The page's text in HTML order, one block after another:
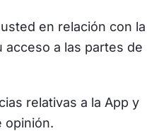
en relación con la
a las partes de
relativas a la App y
opinión.